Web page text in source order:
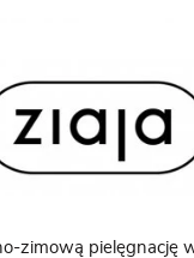
zimową pielęgnację